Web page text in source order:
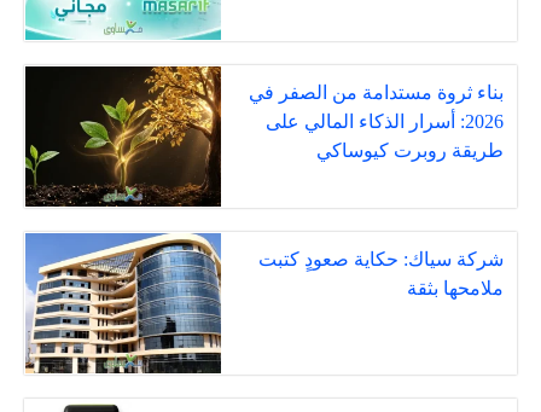
بناء ثروة مستدامة من الصفر في
2026: أسرار الذكاء المالي على
طريقة روبرت كيوساكي
شركة سياك: حكاية صعودٍ كتبت
ملامحها بثقة